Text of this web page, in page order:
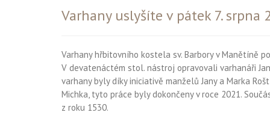
Varhany uslyšíte v pátek 7. srpna
Varhany hřbitovního kostela sv. Barbory v Manětíně
V devatenáctém stol. nástroj opravovali varhanáři
varhany byly díky iniciativě manželů Jany a Marka
Michka, tyto práce byly dokončeny v roce 2021.
z roku 1530.